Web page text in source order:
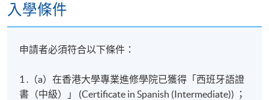
入學條件
申請者必須符合以下條件：
1 .（a）在香港大學專業進修學院已獲得「西班牙語證
書（中級）」 (Certificate in Spanish (Intermediate)) ；